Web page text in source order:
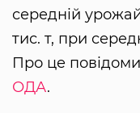
середній
тис. т, при
Про це
ОДА.